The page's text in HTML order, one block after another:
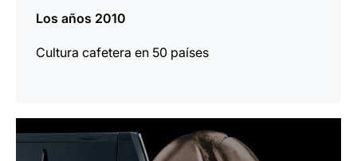
Los años 2010
Cultura cafetera en 50 países
información